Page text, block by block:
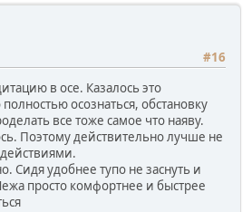
#16
в осе. Казалось это
осознаться, обстановку
все тоже самое что наяву.
Поэтому действительно лучше не
Сидя удобнее тупо не заснуть и
просто комфортнее и быстрее